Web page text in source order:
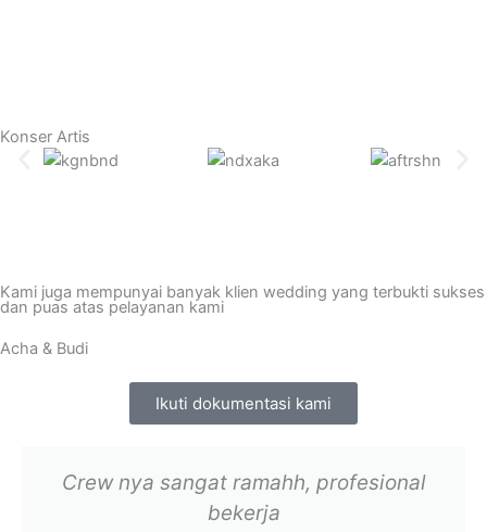
Konser Artis
Kami juga mempunyai banyak klien wedding yang terbukti sukses
dan puas atas pelayanan kami
Acha & Budi
Ikuti dokumentasi kami
Crew nya sangat ramahh, profesional
bekerja